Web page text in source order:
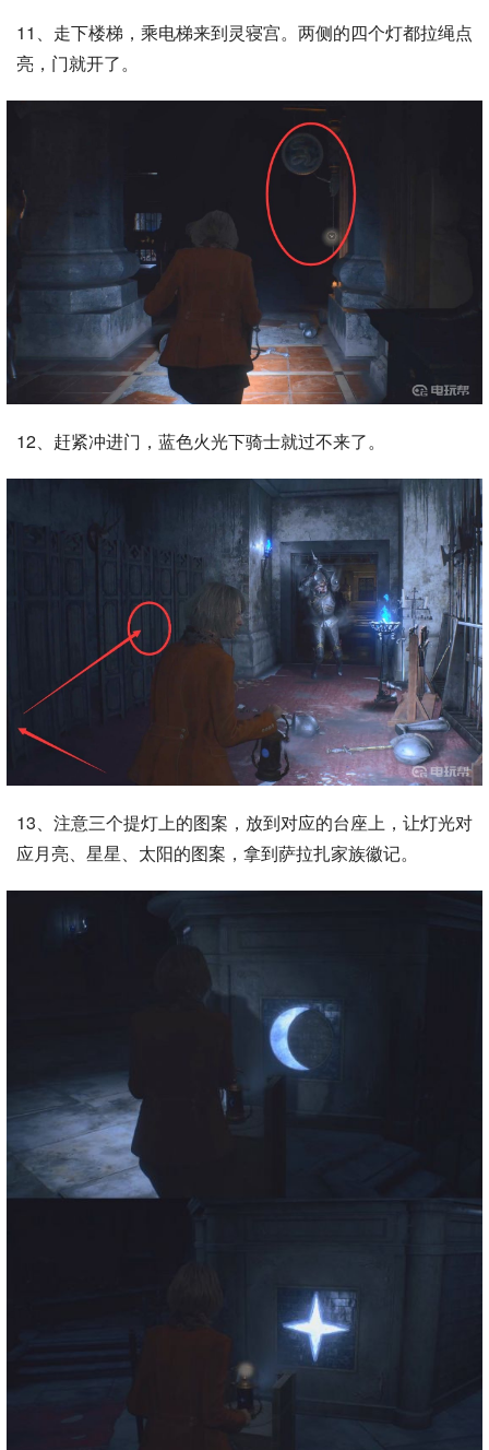
11、走下楼梯，乘电梯来到灵寝宫。两侧的四个灯都拉绳点
亮，门就开了。
12、赶紧冲进门，蓝色火光下骑士就过不来了。
13、注意三个提灯上的图案，放到对应的台座上，让灯光对
应月亮、星星、太阳的图案，拿到萨拉扎家族徽记。